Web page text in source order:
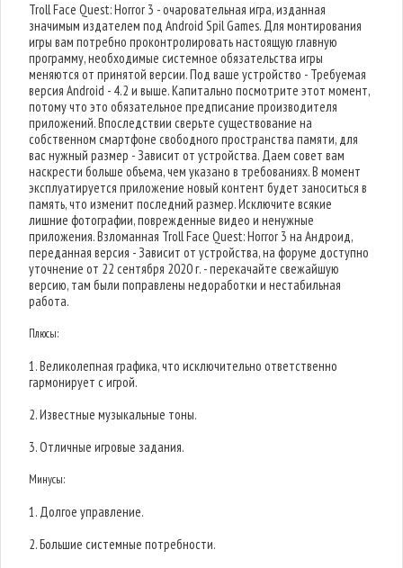
Troll Face Quest: Horror 3 - очаровательная игра, изданная
значимым издателем под Android Spil Games. Для монтирования
игры вам потребно проконтролировать настоящую главную
программу, необходимые системное обязательства игры
меняются от принятой версии. Под ваше устройство - Требуемая
версия Android - 4.2 и выше. Капитально посмотрите этот момент,
потому что это обязательное предписание производителя
приложений. Впоследствии сверьте существование на
собственном смартфоне свободного пространства памяти, для
вас нужный размер - Зависит от устройства. Даем совет вам
наскрести больше объема, чем указано в требованиях. В момент
эксплуатируется приложение новый контент будет заноситься в
память, что изменит последний размер. Исключите всякие
лишние фотографии, поврежденные видео и ненужные
приложения. Взломанная Troll Face Quest: Horror 3 на Андроид,
переданная версия - Зависит от устройства, на форуме доступно
уточнение от 22 сентября 2020 г. - перекачайте свежайшую
версию, там были поправлены недоработки и нестабильная
работа.
Плюсы:
1. Великолепная графика, что исключительно ответственно
гармонирует с игрой.
2. Известные музыкальные тоны.
3. Отличные игровые задания.
Минусы:
1. Долгое управление.
2. Большие системные потребности.